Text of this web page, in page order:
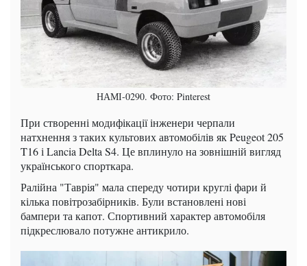
НАМІ-0290. Фото: Pinterest
При створенні модифікації інженери черпали
натхнення з таких культових автомобілів як Peugeot 205
T16 і Lancia Delta S4. Це вплинуло на зовнішній вигляд
українського спорткара.
Ралійна "Таврія" мала спереду чотири круглі фари й
кілька повітрозабірників. Були встановлені нові
бампери та капот. Спортивний характер автомобіля
підкреслювало потужне антикрило.